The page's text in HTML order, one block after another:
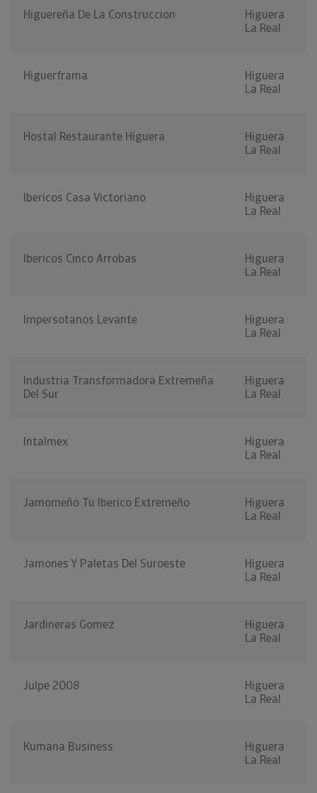
Higuereña De La Construccion
Higuera
La Real
Higuerframa
Higuera
La Real
Hostal Restaurante Higuera
Higuera
La Real
Ibericos Casa Victoriano
Higuera
La Real
Ibericos Cinco Arrobas
Higuera
La Real
Impersotanos Levante
Higuera
La Real
Industria Transformadora Extremeña
Del Sur
Higuera
La Real
Intalmex
Higuera
La Real
Jamomeño Tu Iberico Extremeño
Higuera
La Real
Jamones Y Paletas Del Suroeste
Higuera
La Real
Jardineras Gomez
Higuera
La Real
Julpe 2008
Higuera
La Real
Kumana Business
Higuera
La Real